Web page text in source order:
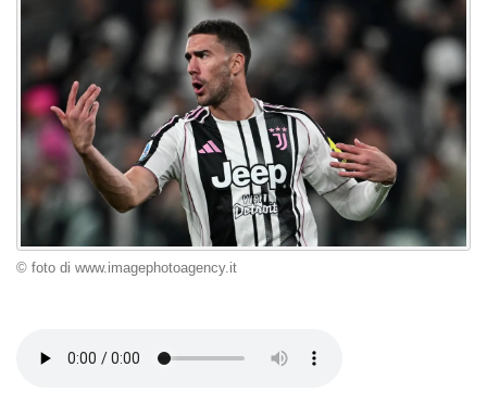
© foto di www.imagephotoagency.it